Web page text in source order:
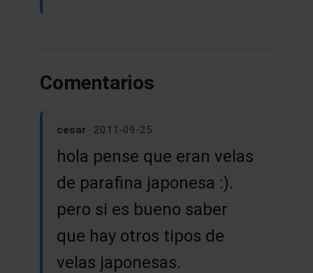
Comentarios
cesar· 2011-09-25
hola pense que eran velas
de parafina japonesa :).
pero si es bueno saber
que hay otros tipos de
velas japonesas.